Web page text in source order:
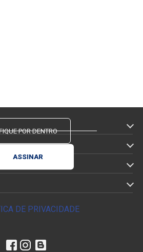
POR DENTRO
DE PRIVACIDADE